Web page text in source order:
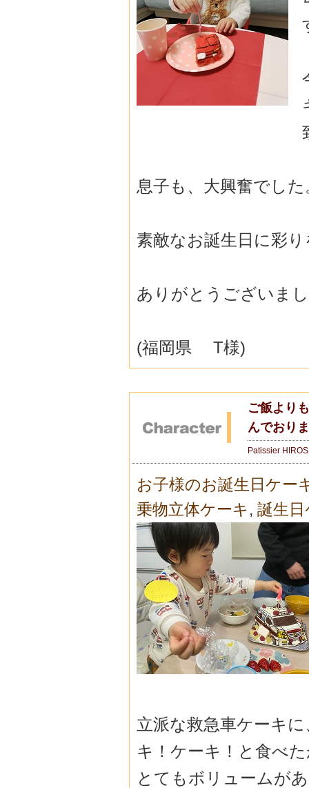
息子も、大興奮でした
素敵なお誕生日に彩
ありがとうございま
(福岡県 T様)
ご飯より
んでおり
Patissier
お子様のお誕生日ケー
乗物立体ケーキ , 誕生
立派な救急車ケーキ
キ！ケーキ！ と食べ
とてもボリュームが